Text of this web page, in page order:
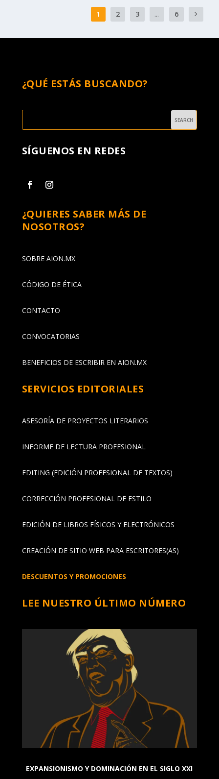
1 2 3 ... 6
¿QUÉ ESTÁS BUSCANDO?
SÍGUENOS EN REDES
¿QUIERES SABER MÁS DE
NOSOTROS?
SOBRE AION.MX
CÓDIGO DE ÉTICA
CONTACTO
CONVOCATORIAS
BENEFICIOS DE ESCRIBIR EN AION.MX
SERVICIOS EDITORIALES
ASESORÍA DE PROYECTOS LITERARIOS
INFORME DE LECTURA PROFESIONAL
EDITING (EDICIÓN PROFESIONAL DE TEXTOS)
CORRECCIÓN PROFESIONAL DE ESTILO
EDICIÓN DE LIBROS FÍSICOS Y ELECTRÓNICOS
CREACIÓN DE SITIO WEB PARA ESCRITORES(AS)
DESCUENTOS Y PROMOCIONES
LEE NUESTRO ÚLTIMO NÚMERO
EXPANSIONISMO Y DOMINACIÓN EN EL SIGLO XXI